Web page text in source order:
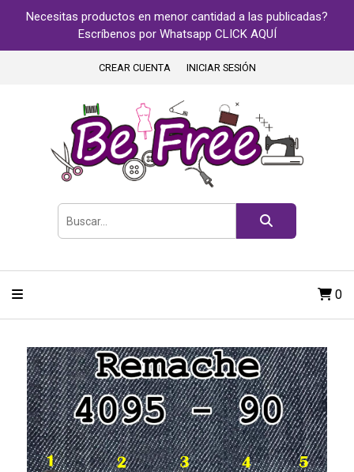
Necesitas productos en menor cantidad a las publicadas?
Escríbenos por Whatsapp CLICK AQUÍ
CREAR CUENTA INICIAR SESIÓN
0